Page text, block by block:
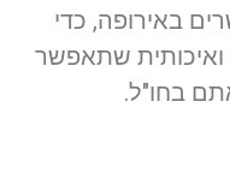
באירופה, כדי
ואיכותית שתאפשר
בחו"ל.